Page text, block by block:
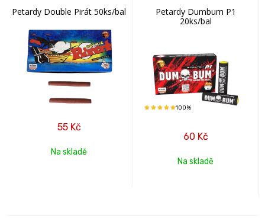
Petardy Double Pirát 50ks/bal
55 Kč
Na skladě
Petardy Dumbum P1
20ks/bal
100%
60 Kč
Na skladě